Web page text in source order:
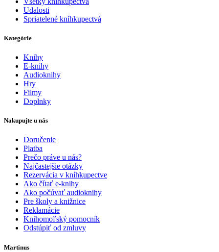
Udalosti
Spriatelené kníhkupectvá
Kategórie
Knihy
E-knihy
Audioknihy
Hry
Filmy
Doplnky
Nakupujte u nás
Doručenie
Platba
Prečo práve u nás?
Najčastejšie otázky
Rezervácia v kníhkupectve
Ako čítať e-knihy
Ako počúvať audioknihy
Pre školy a knižnice
Reklamácie
Knihomoľský pomocník
Odstúpiť od zmluvy
Martinus